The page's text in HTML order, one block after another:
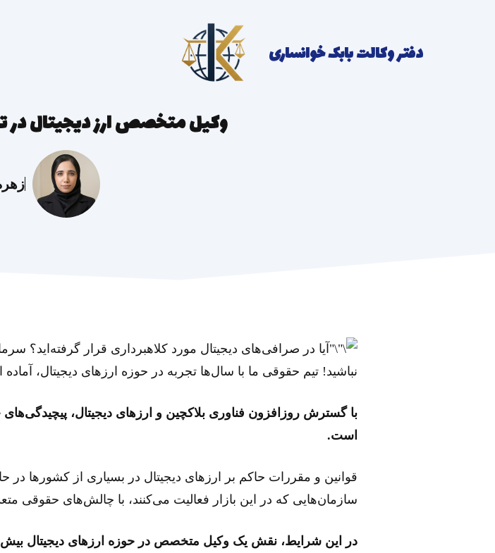
دفتر وکالت بابک خوانساری
وکیل متخصص ارز دیجیتال در
آیا در صرافی‌های دیجیتال مورد کلاهبرداری قرار گرفته‌اید؟
نباشید! تیم حقوقی ما با سال‌ها تجربه در حوزه ارزهای دیجیتال،
با گسترش روزافزون فناوری بلاکچین و ارزهای دیجیتال،
است.
قوانین و مقررات حاکم بر ارزهای دیجیتال در بسیاری از کشورها
سازمان‌هایی که در این بازار فعالیت می‌کنند، با چالش‌های حقوقی
در این شرایط، نقش یک وکیل متخصص در حوزه ارزهای دیجیتال